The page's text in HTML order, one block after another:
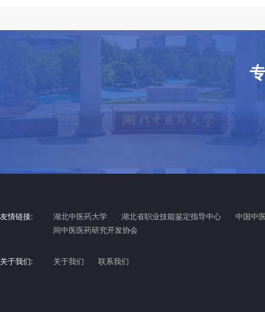
友情链接: 湖北中医药大学 湖北省职业技能鉴定指导中心
中国中
间中医医药研究开发协会
关于我们: 关于我们 联系我们